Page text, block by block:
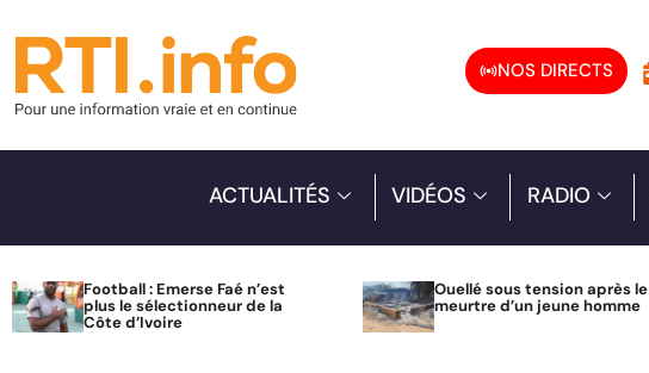
NOS DIRECTS
ACTUALITÉS VIDÉOS RADIO
Football : Emerse Faé n’est
plus le sélectionneur de la
Côte d’Ivoire
Ouellé sous tension après le
meurtre d’un jeune homme